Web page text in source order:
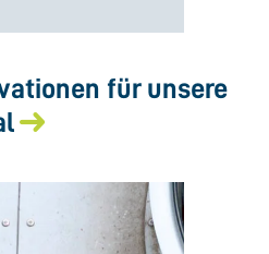
für unsere